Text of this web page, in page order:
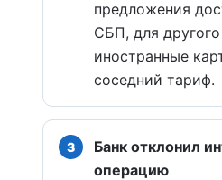
предложения
СБП, для
иностранные
соседний тариф.
Банк отклонил
операцию